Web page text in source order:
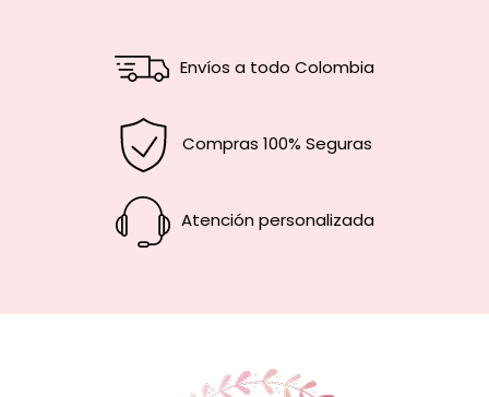
Envíos a todo Colombia
Compras 100% Seguras
Atención personalizada